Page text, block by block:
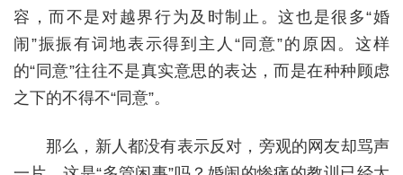
容，而不是对越界行为及时制止。这也是很多“婚
闹”振振有词地表示得到主人“同意”的原因。这样
的“同意”往往不是真实意思的表达，而是在种种顾虑
之下的不得不“同意”。
那么，新人都没有表示反对，旁观的网友却骂声